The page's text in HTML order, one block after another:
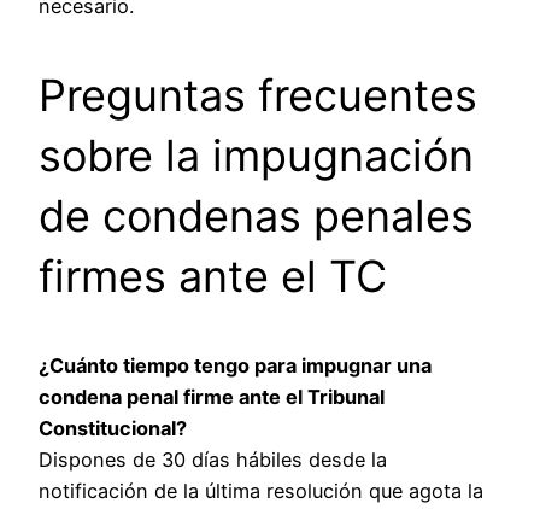
necesario.
Preguntas frecuentes
sobre la impugnación
de condenas penales
firmes ante el TC
¿Cuánto tiempo tengo para impugnar una
condena penal firme ante el Tribunal
Constitucional?
Dispones de 30 días hábiles desde la
notificación de la última resolución que agota la